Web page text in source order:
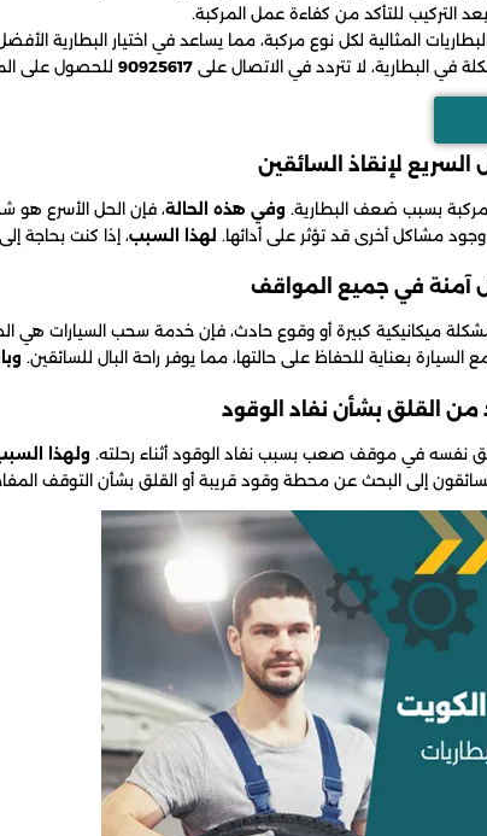
بعد التركيب للتأكد من كفاءة عمل المركبة.
المثالية لكل نوع مركبة، مما يساعد في اختيار البطارية
في البطارية، لا تتردد في الاتصال على 90925617 للحصول على
بسبب ضعف البطارية. وفي هذه الحالة، فإن الحل الأسرع هو
مشاكل أخرى قد تؤثر على أدائها. لهذا السبب، إذا كنت بحاجة
ميكانيكية كبيرة أو وقوع حادث، فإن خدمة سحب السيارات هي
السيارة بعناية للحفاظ على حالتها، مما يوفر راحة البال للسائقين.
نفسه في موقف صعب بسبب نفاد الوقود أثناء رحلته. ولهذا
إلى البحث عن محطة وقود قريبة أو القلق بشأن التوقف